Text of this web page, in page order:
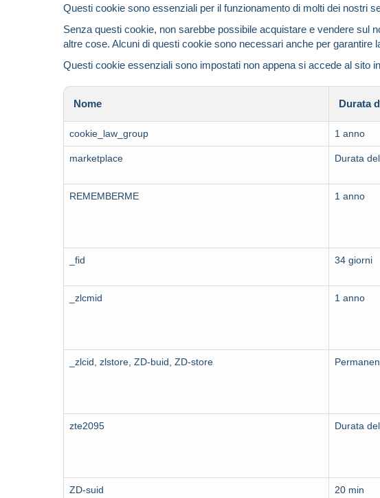
Questi cookie sono essenziali per il funzionamento di molti dei nostri
Senza questi cookie, non sarebbe possibile acquistare e vendere sul
altre cose. Alcuni di questi cookie sono necessari anche per
Questi cookie essenziali sono impostati non appena si accede al sito
Nome Durata
cookie_law_group 1 anno
marketplace Durata
REMEMBERME 1 anno
_fid 34 giorni
_zlcmid 1 anno
_zlcid, zlstore, ZD-buid, ZD-store
zte2095 Durata
ZD-suid 20 min